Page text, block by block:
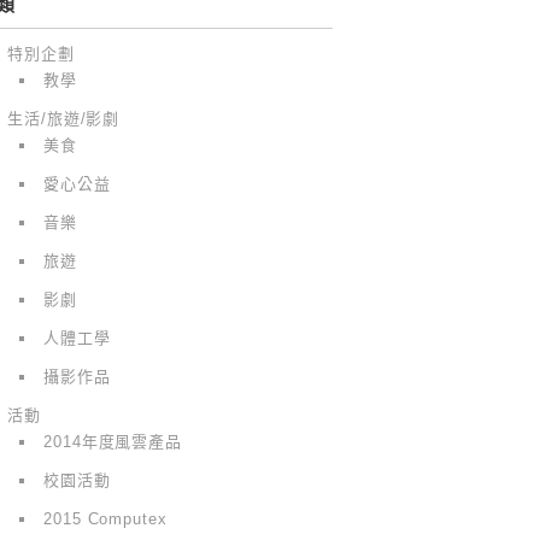
特別企劃
教學
生活/旅遊/影劇
美食
愛心公益
音樂
旅遊
影劇
人體工學
攝影作品
活動
2014年度風雲產品
校園活動
2015 Computex